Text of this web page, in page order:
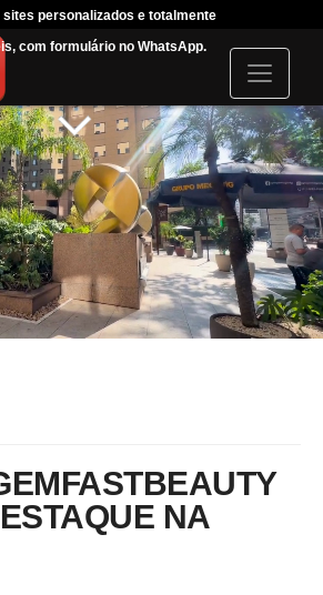
personalizados e totalmente
com formulário no WhatsApp.
I
c
o
n
NA